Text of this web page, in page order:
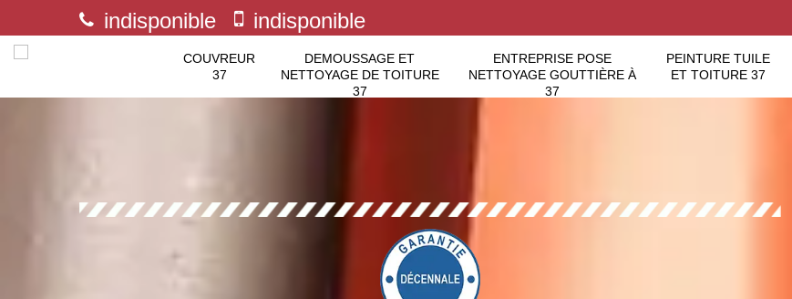
indisponible indisponible
COUVREUR
37
DEMOUSSAGE ET
NETTOYAGE DE TOITURE
37
ENTREPRISE POSE
NETTOYAGE GOUTTIÈRE À
37
PEINTURE TUILE
ET TOITURE 37